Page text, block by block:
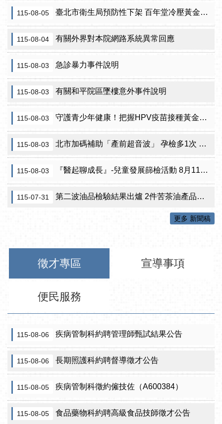
115-08-05 臺北市衛生局預防性下架 百年堂冷壓黃金苦茶油產品
115-08-04 有關外界對本院網路系統異常回應
115-08-03 急診暴力事件說明
115-08-03 有關和平院區墜樓意外事件說明
115-08-03 守護青少年健康！把握HPV疫苗接種黃金期 臺北市提供校園設站及98家合約院所接種服務
115-08-03 北市加碼補助「產前超音波」 孕檢多1次 準媽咪「超」安心！
115-08-03 『醫起聊成長』-兒童發展篩檢活動 8月11日北投區健康服務中心邀請家長做孩子最神氣的守護者！
115-07-31 第二波油品檢驗結果出爐 2件苦茶油產品苯駢芘超標 前已要求預防性下架
更多 新聞稿
徵才專區 宣導事項
便民服務
115-08-06 疾病管制科約聘管理師甄試結果公告
115-08-06 長期照護科約聘督導徵才公告
115-08-05 疾病管制科徵約僱技佐（A600384）
115-08-05 食品藥物科約聘高級食品技師徵才公告